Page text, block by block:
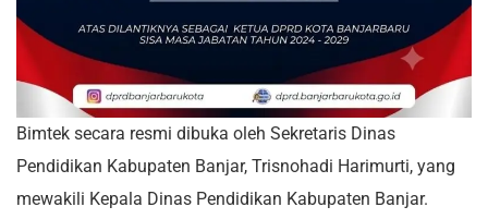
Bimtek secara resmi dibuka oleh Sekretaris Dinas
Pendidikan Kabupaten Banjar, Trisnohadi Harimurti, yang
mewakili Kepala Dinas Pendidikan Kabupaten Banjar.